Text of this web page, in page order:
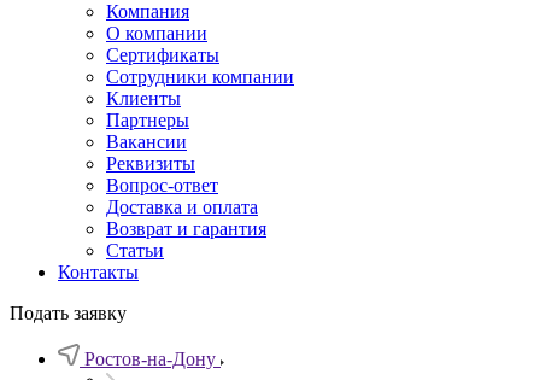
Компания
О компании
Сертификаты
Сотрудники компании
Клиенты
Партнеры
Вакансии
Реквизиты
Вопрос-ответ
Доставка и оплата
Возврат и гарантия
Статьи
Контакты
Подать заявку
Ростов-на-Дону